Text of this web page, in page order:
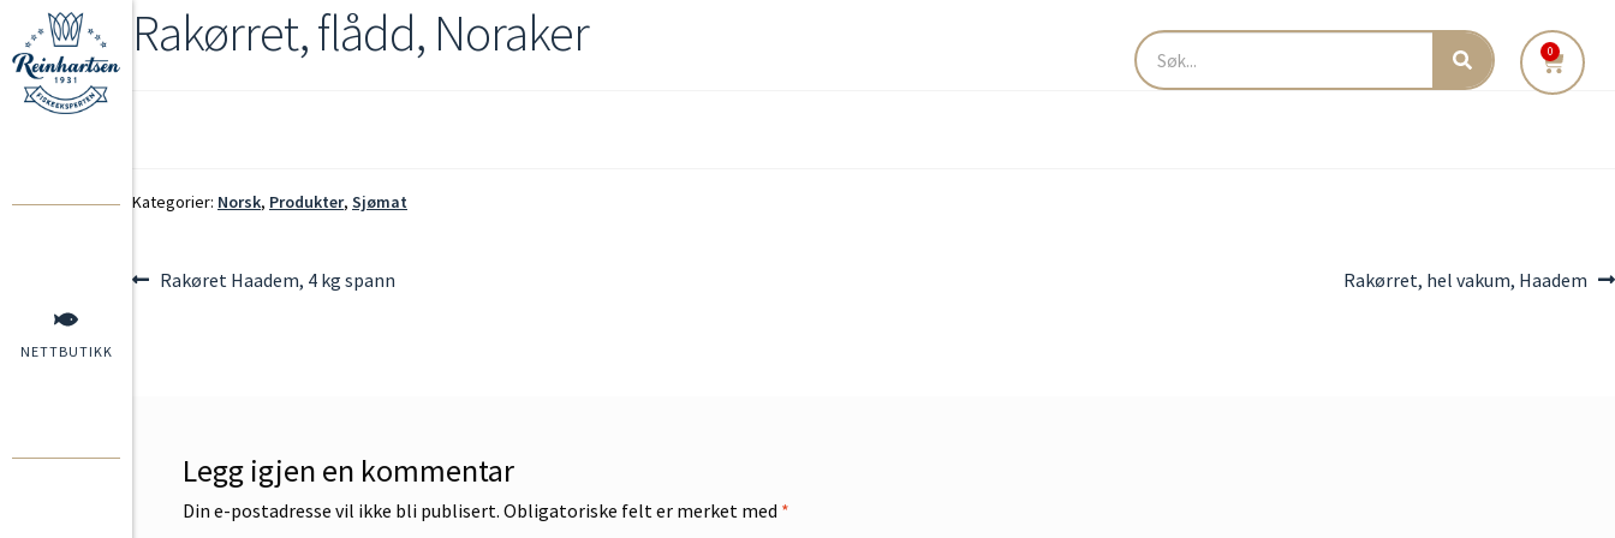
NETTBUTIKK
0
Rakørret, flådd, Noraker
Kategorier: Norsk, Produkter, Sjømat
Rakøret Haadem, 4 kg spann Rakørret, hel vakum, Haadem
Legg igjen en kommentar
Din e-postadresse vil ikke bli publisert. Obligatoriske felt er merket med *